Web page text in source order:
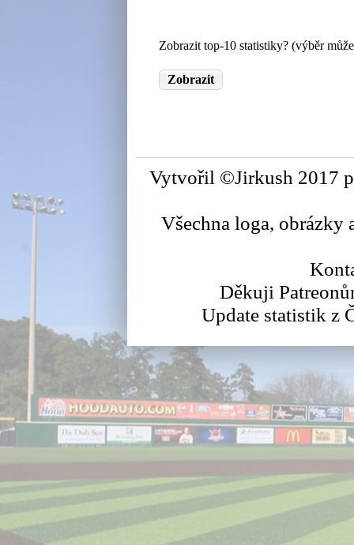
Zobrazit top-10 statistiky? (výběr
Vytvořil ©Jirkush 2017
Všechna loga,
Děkuji
Update statistik z